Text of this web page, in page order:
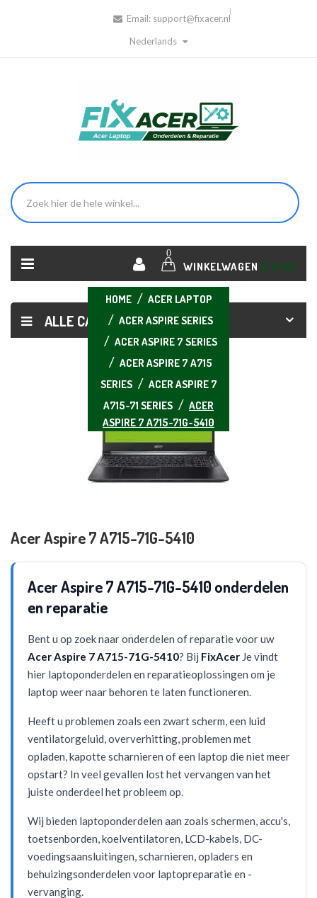
Email: support@fixacer.nl
Nederlands
0
WINKELWAGEN € 0,00
ALLE CATEGORIEËN
HOME
ACER LAPTOP
ACER ASPIRE SERIES
ACER ASPIRE 7 SERIES
ACER ASPIRE 7 A715
SERIES
ACER ASPIRE 7
A715-71 SERIES
ACER
ASPIRE 7 A715-71G-5410
Acer Aspire 7 A715-71G-5410
Acer Aspire 7 A715-71G-5410 onderdelen
en reparatie
Bent u op zoek naar onderdelen of reparatie voor uw
Acer Aspire 7 A715-71G-5410? Bij FixAcer Je vindt
hier laptoponderdelen en reparatieoplossingen om je
laptop weer naar behoren te laten functioneren.
Heeft u problemen zoals een zwart scherm, een luid
ventilatorgeluid, oververhitting, problemen met
opladen, kapotte scharnieren of een laptop die niet meer
opstart? In veel gevallen lost het vervangen van het
juiste onderdeel het probleem op.
Wij bieden laptoponderdelen aan zoals schermen, accu's,
toetsenborden, koelventilatoren, LCD-kabels, DC-
voedingsaansluitingen, scharnieren, opladers en
behuizingsonderdelen voor laptopreparatie en -
vervanging.